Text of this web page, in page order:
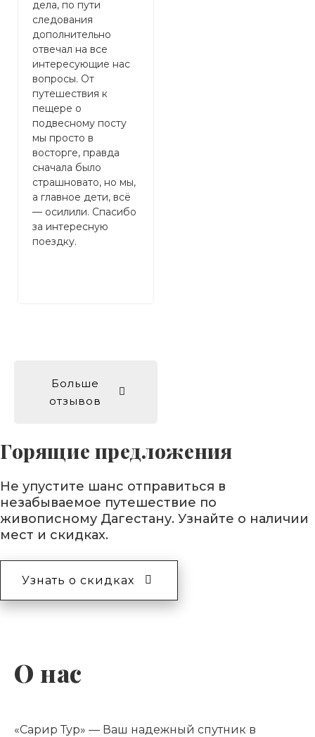
дела, по пути
следования
дополнительно
отвечал на все
интересующие нас
вопросы. От
путешествия к
пещере о
подвесному посту
мы просто в
восторге, правда
сначала было
страшновато, но мы,
а главное дети, всë
— осилили. Спасибо
за интересную
поездку.
Больше
отзывов
Горящие предложения
Не упустите шанс отправиться в
незабываемое путешествие по
живописному Дагестану. Узнайте о наличии
мест и скидках.
Узнать о скидках
О нас
«Сарир Тур» — Ваш надежный спутник в